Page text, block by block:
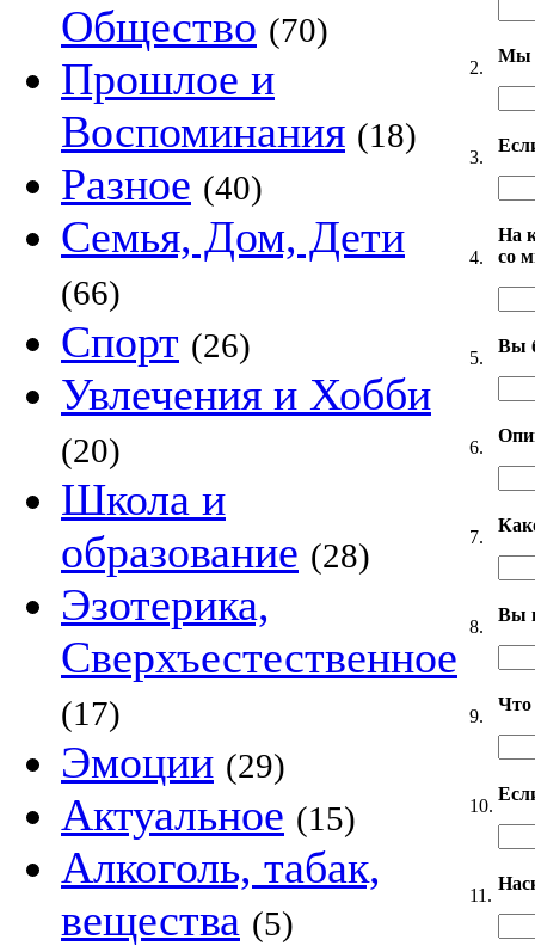
Общество (70)
Прошлое и
Воспоминания (18)
Разное (40)
Семья, Дом, Дети
(66)
Спорт (26)
Увлечения и Хобби
(20)
Школа и
образование (28)
Эзотерика,
Сверхъестественное
(17)
Эмоции (29)
Актуальное (15)
Алкоголь, табак,
вещества (5)
2.
Мы
3.
4.
На
со
5.
Вы
6.
7.
8.
Вы
9.
Что
10.
11.